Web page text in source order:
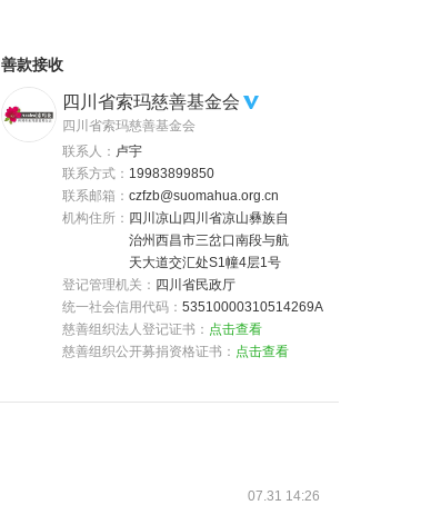
善款接收
四川省索玛慈善基金会
四川省索玛慈善基金会
联系人： 卢宇
联系方式： 19983899850
联系邮箱： czfzb@suomahua.org.cn
机构住所： 四川凉山四川省凉山彝族自
治州西昌市三岔口南段与航
天大道交汇处S1幢4层1号
登记管理机关： 四川省民政厅
统一社会信用代码： 53510000310514269A
慈善组织法人登记证书： 点击查看
慈善组织公开募捐资格证书： 点击查看
07.31 14:26